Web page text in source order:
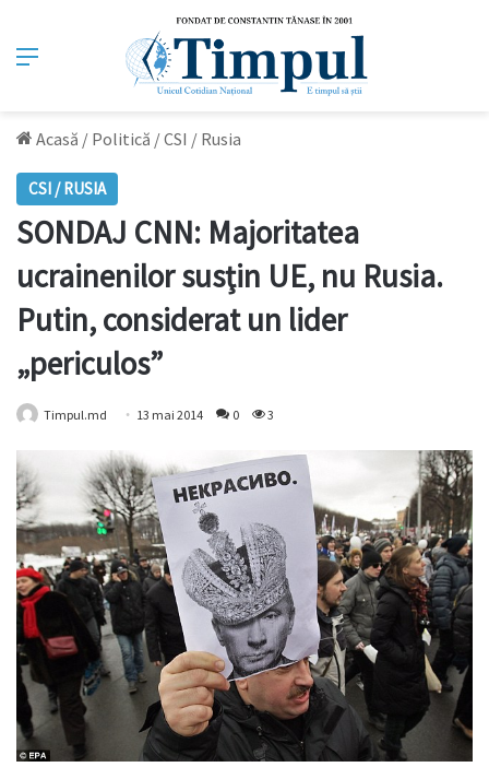
Meniu
Acasă / Politică /CSI / Rusia
CSI / RUSIA
SONDAJ CNN: Majoritatea
ucrainenilor susţin UE, nu Rusia.
Putin, considerat un lider
„periculos”
Timpul.md 13 mai 2014 0 3